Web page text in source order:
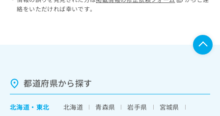
絡をいただければ幸いです。
都道府県から探す
北海道 ・ 東北 北海道 青森県 岩手県
宮城県